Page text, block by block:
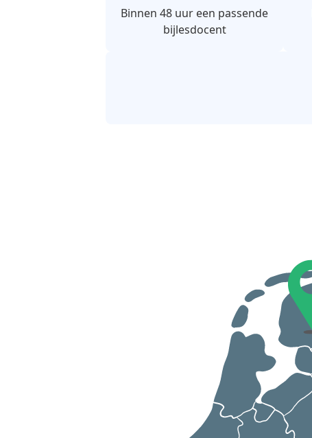
Binnen 48 uur een passende
bijlesdocent